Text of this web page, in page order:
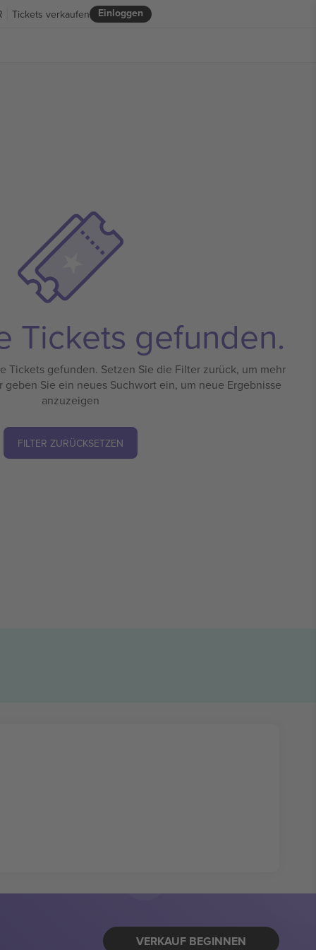
Einloggen
Tickets verkaufen
Tickets gefunden.
Tickets gefunden. Setzen Sie die Filter zurück, um mehr
Sie ein neues Suchwort ein, um neue Ergebnisse
anzuzeigen
FILTER ZURÜCKSETZEN
VERKAUF BEGINNEN